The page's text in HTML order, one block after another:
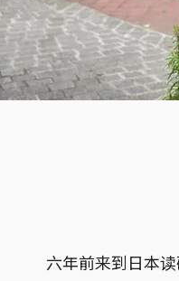
六年前来到日本